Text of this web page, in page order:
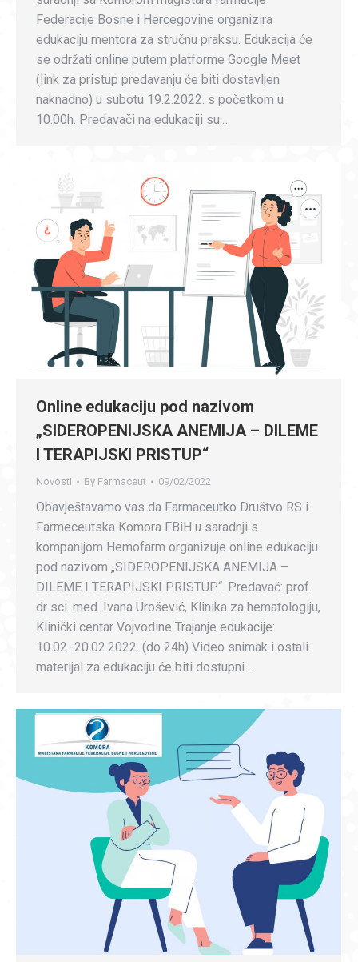
Federacije Bosne i Hercegovine organizira
edukaciju mentora za stručnu praksu. Edukacija će
se održati online putem platforme Google Meet
(link za pristup predavanju će biti dostavljen
naknadno) u subotu 19.2.2022. s početkom u
10.00h. Predavači na edukaciji su:…
Online edukaciju pod nazivom
„SIDEROPENIJSKA ANEMIJA – DILEME
I TERAPIJSKI PRISTUP“
Novosti By Farmaceut 09/02/2022
Obavještavamo vas da Farmaceutko Društvo RS i
Farmeceutska Komora FBiH u saradnji s
kompanijom Hemofarm organizuje online edukaciju
pod nazivom „SIDEROPENIJSKA ANEMIJA –
DILEME I TERAPIJSKI PRISTUP“. Predavač: prof.
dr sci. med. Ivana Urošević, Klinika za hematologiju,
Klinički centar Vojvodine Trajanje edukacije:
10.02.-20.02.2022. (do 24h) Video snimak i ostali
materijal za edukaciju će biti dostupni…